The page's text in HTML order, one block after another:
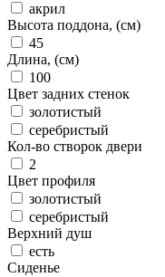
акрил
Высота поддона, (см)
45
Длина, (см)
100
Цвет задних стенок
золотистый
серебристый
Кол-во створок двери
2
Цвет профиля
золотистый
серебристый
Верхний душ
есть
Сиденье